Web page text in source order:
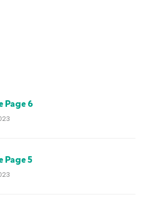
Page 6
Page 5